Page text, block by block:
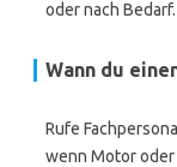
oder nach Bedarf.
Wann du
Rufe
wenn Motor oder